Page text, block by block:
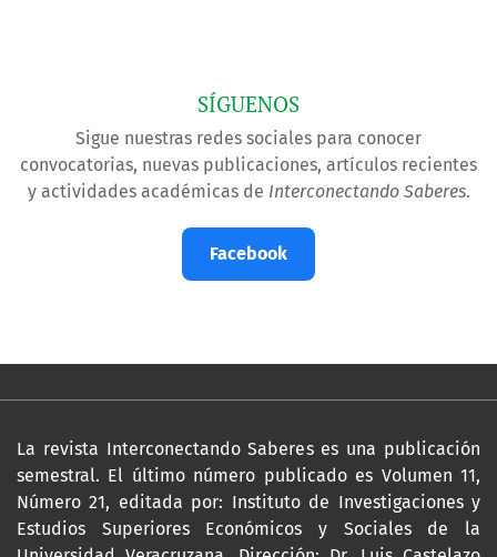
SÍGUENOS
Sigue nuestras redes sociales para conocer
convocatorias, nuevas publicaciones, artículos recientes
y actividades académicas de Interconectando Saberes.
Facebook
La revista Interconectando Saberes es una publicación
semestral. El último número publicado es Volumen 11,
Número 21, editada por: Instituto de Investigaciones y
Estudios Superiores Económicos y Sociales de la